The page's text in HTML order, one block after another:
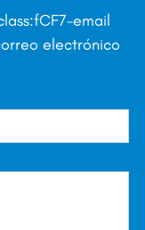
email
electrónico